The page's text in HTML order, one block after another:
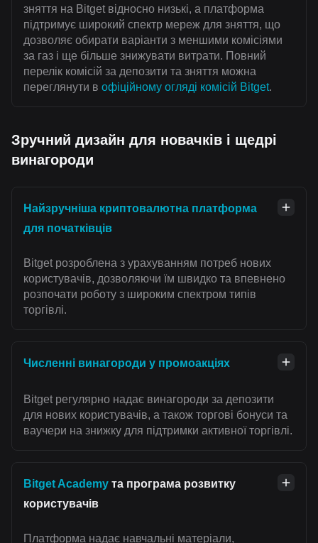
зняття на Bitget відносно низькі, а платформа
підтримує широкий спектр мереж для зняття, що
дозволяє обирати варіанти з меншими комісіями
за газ і ще більше знижувати витрати. Повний
перелік комісій за депозити та зняття можна
переглянути в офіційному огляді комісій Bitget.
Зручний дизайн для новачків і щедрі
винагороди
Найзручніша криптовалютна платформа
для початківців
Bitget розроблена з урахуванням потреб нових
користувачів, дозволяючи їм швидко та впевнено
розпочати роботу з широким спектром типів
торгівлі.
Численні винагороди у промоакціях
Bitget регулярно надає винагороди за депозити
для нових користувачів, а також торгові бонуси та
ваучери на знижку для підтримки активної торгівлі.
Bitget Academy та програма розвитку
користувачів
Платформа надає навчальні матеріали,